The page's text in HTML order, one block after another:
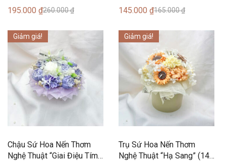
Hồng” (5 Bông) – Can Lãnh
Artisanal Candles
260.000₫
195.000 ₫
Kiêu Sa” (3 Bông) – Can
Lãnh Artisanal Candles
165.000₫
145.000₫
Giảm giá!
Chậu Sứ Hoa Nến Thơm
Nghệ Thuật “Giai Điệu Tím”
Giảm giá!
Trụ Sứ Hoa Nến Thơm
Nghệ Thuật “Hạ Sang” (14